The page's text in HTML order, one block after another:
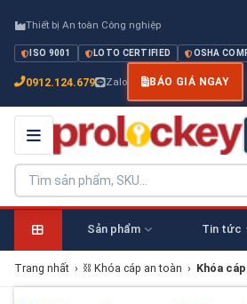
Thiết bị An toàn Công nghiệp
ISO 9001 LOTO CERTIFIED OSHA
0912.124.679 Zalo BÁO GIÁ NGAY
Sản phẩm Tin tức
Trang nhất › ⛓ Khóa cáp an toàn › Khóa